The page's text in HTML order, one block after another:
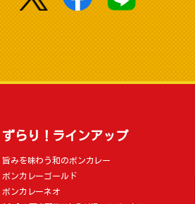
ずらり！ラインアップ
旨みを味わう和のボンカレー
ボンカレーゴールド
ボンカレーネオ